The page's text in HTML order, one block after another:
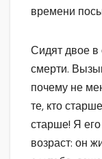
времени
Сидят двое в
смерти.
почему не
те, кто
старше! Я
возраст: он